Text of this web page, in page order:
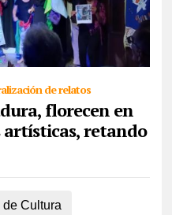
de relatos
florecen en
retando
Humanos de Jujuy
conmemorar “30 mil veces
con l ...
de Cultura